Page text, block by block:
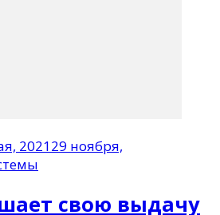
202129 ноября,
свою выдачу